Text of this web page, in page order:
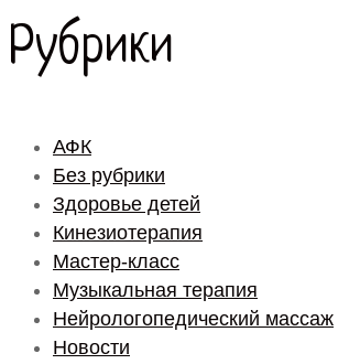
Рубрики
АФК
Без рубрики
Здоровье детей
Кинезиотерапия
Мастер-класс
Музыкальная терапия
Нейрологопедический массаж
Новости